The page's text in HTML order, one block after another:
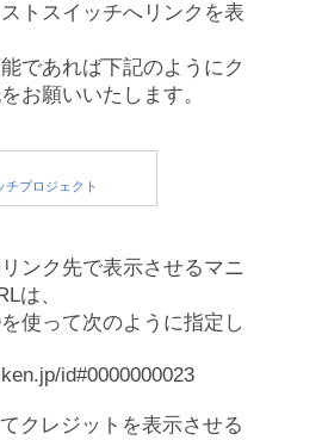
トスイッチへリンクを表
であれば下記のようにク
お願いいたします。
ンク先で表示させるマニ
は、
使って次のように指定し
id#0000000023
クレジットを表示させる